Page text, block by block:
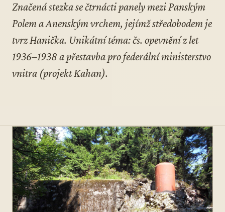
Značená stezka se čtrnácti panely mezi Panským
Polem a Anenským vrchem, jejímž středobodem je
tvrz Hanička. Unikátní téma: čs. opevnění z let
1936–1938 a přestavba pro federální ministerstvo
vnitra (projekt Kahan).